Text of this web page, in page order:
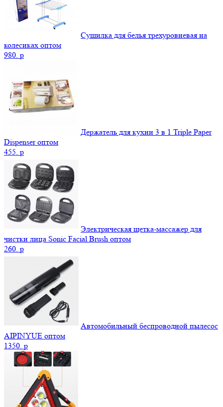
Сушилка для белья трехуровневая на
колесиках оптом
980. p
Держатель для кухни 3 в 1 Triple Paper
Dispenser оптом
455. p
Электрическая щетка-массажер для
чистки лица Sonic Facial Brush оптом
260. p
Автомобильный беспроводной пылесос
AIPINYUE оптом
1350. p